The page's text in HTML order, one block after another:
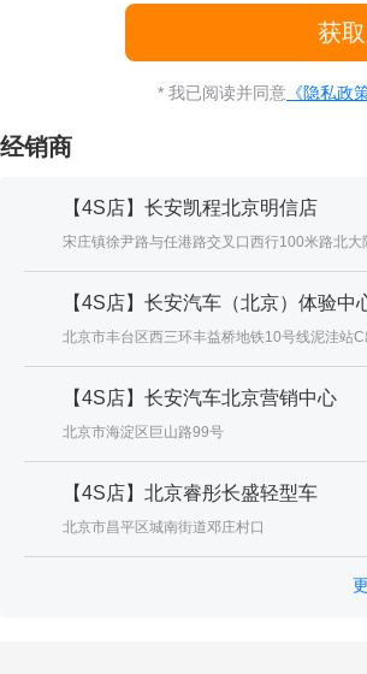
* 我已阅读并同意 《隐私政
经销商
【4S店】长安凯程北京明信店
宋庄镇徐尹路与任港路交叉口西行100米路北大
【4S店】长安汽车（北京）体验中
北京市丰台区西三环丰益桥地铁10号线泥洼站C
【4S店】长安汽车北京营销中心
北京市海淀区巨山路99号
【4S店】北京睿彤长盛轻型车
北京市昌平区城南街道邓庄村口